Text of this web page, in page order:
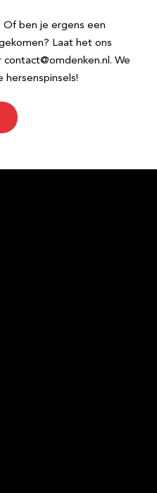
ben je ergens een
Laat het ons
We
hersenspinsels!